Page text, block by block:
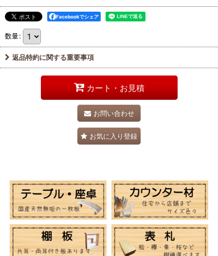
Facebookでシェア
数量:
返品特約に関する重要事項
カート・お見積
お問い合わせ
お気に入り登録